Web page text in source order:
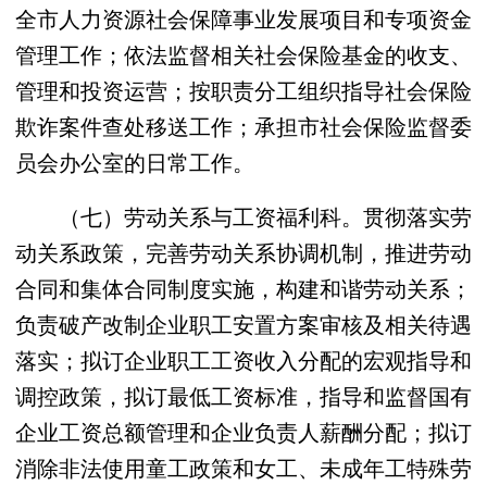
全市人力资源社会保障事业发展项目和专项资金
管理工作；依法监督相关社会保险基金的收支、
管理和投资运营；按职责分工组织指导社会保险
欺诈案件查处移送工作；承担市社会保险监督委
员会办公室的日常工作。
（七）劳动关系与工资福利科。贯彻落实劳
动关系政策，完善劳动关系协调机制，推进劳动
合同和集体合同制度实施，构建和谐劳动关系；
负责破产改制企业职工安置方案审核及相关待遇
落实；拟订企业职工工资收入分配的宏观指导和
调控政策，拟订最低工资标准，指导和监督国有
企业工资总额管理和企业负责人薪酬分配；拟订
消除非法使用童工政策和女工、未成年工特殊劳